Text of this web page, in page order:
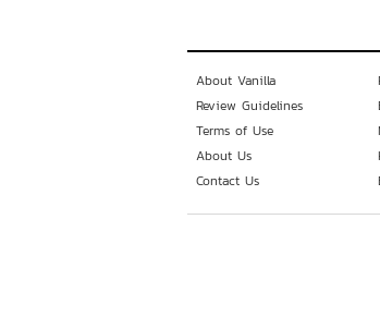
About Vanilla
Review Guidelines
Terms of Use
About Us
Contact Us